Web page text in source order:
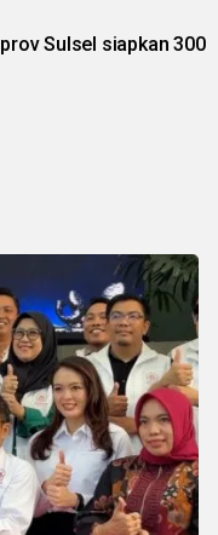
Sulsel siapkan 300